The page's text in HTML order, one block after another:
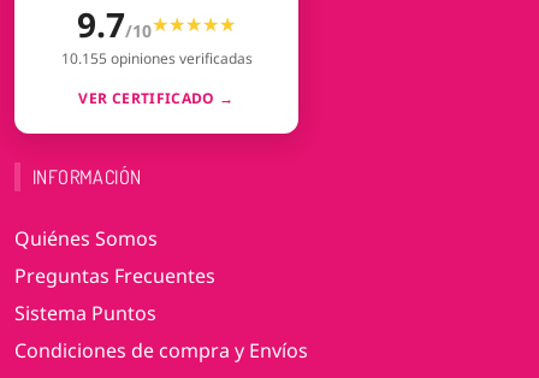
9.7/10★★★★★
★★★★★
10.155 opiniones verificadas
VER CERTIFICADO →
INFORMACIÓN
Quiénes Somos
Preguntas Frecuentes
Sistema Puntos
Condiciones de compra y Envíos